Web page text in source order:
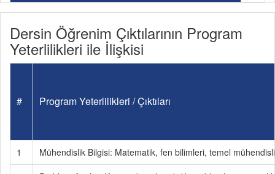
Dersin Öğrenim Çıktılarının Program
Yeterlilikleri ile İlişkisi
# Program Yeterlilikleri / Çıktıları
1
Mühendislik Bilgisi: Matematik, fen bilimleri, temel